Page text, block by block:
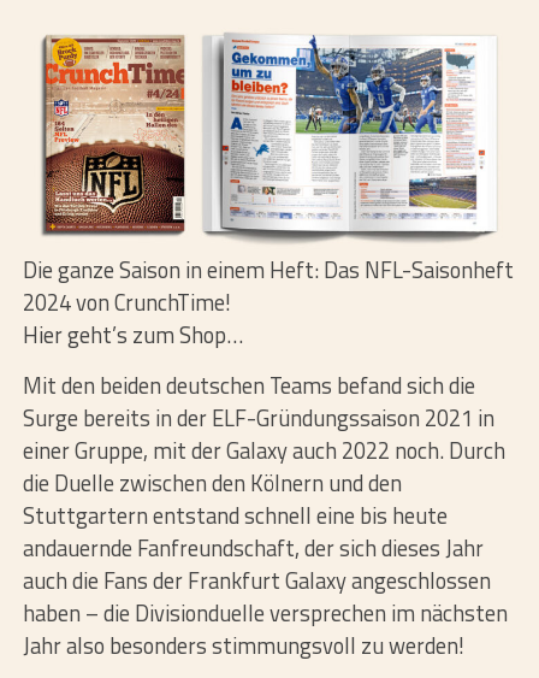
Die ganze Saison in einem Heft: Das NFL-Saisonheft
2024 von CrunchTime!
Hier geht’s zum Shop…
Mit den beiden deutschen Teams befand sich die
Surge bereits in der ELF-Gründungssaison 2021 in
einer Gruppe, mit der Galaxy auch 2022 noch. Durch
die Duelle zwischen den Kölnern und den
Stuttgartern entstand schnell eine bis heute
andauernde Fanfreundschaft, der sich dieses Jahr
auch die Fans der Frankfurt Galaxy angeschlossen
haben – die Divisionduelle versprechen im nächsten
Jahr also besonders stimmungsvoll zu werden!